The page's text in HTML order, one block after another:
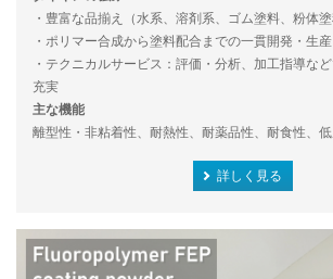
・豊富な品揃え（水系、溶剤系、ゴム塗料、粉体塗
・ポリマー合成から塗料配合までの一貫開発・生産
・テクニカルサービス：評価・分析、加工指導な
充実
主な機能
離型性・非粘着性、耐熱性、耐薬品性、耐食性、
詳しく見る